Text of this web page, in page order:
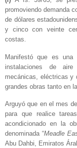
promoviendo demanda
de dólares
y cinco con veinte
costas.
Manifestó que es una
instalaciones de aire
mecánicas, eléctricas y
grandes obras tanto en
Arguyó que en el mes
para que realice
acondicionado en la
denominada “Meadle
Abu Dahbi, Emiratos